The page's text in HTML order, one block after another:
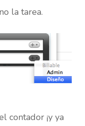
la tarea.
contador ¡y ya